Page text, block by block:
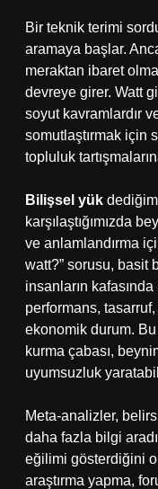
Bir teknik terimi
aramaya başlar.
meraktan ibaret
devreye girer. Watt
soyut kavramlardır
somutlaştırmak için
topluluk
Bilişsel yük
karşılaştığımızda
ve anlamlandırma
watt?” sorusu, basit
insanların
performans,
ekonomik durum.
kurma çabası,
uyumsuzluk
Meta‑analizler,
daha fazla bilgi
eğilimi gösterdiğini
araştırma yapma,